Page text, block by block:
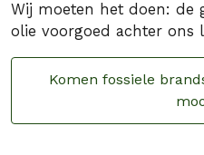
Wij moeten het doen: de
olie voorgoed achter ons
Komen fossiele